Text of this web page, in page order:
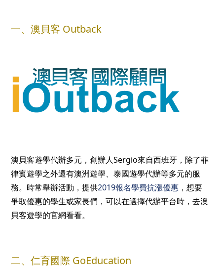
一、澳貝客 Outback
澳貝客遊學代辦多元，創辦人Sergio來自西班牙，除了菲
律賓遊學之外還有澳洲遊學、泰國遊學代辦等多元的服
務。時常舉辦活動，提供2019報名學費抗漲優惠 ，想要
爭取優惠的學生或家長們，可以在選擇代辦平台時，去澳
貝客遊學的官網看看。
二、仁育國際 GoEducation